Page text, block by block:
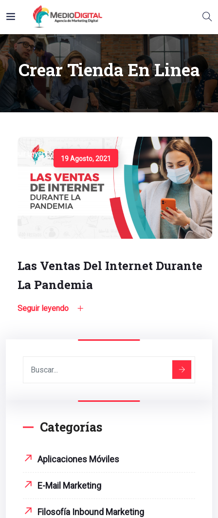
Crear Tienda En Linea
Seguir Leyendo
19 Agosto, 2021
Las Ventas Del Internet Durante
La Pandemia
Seguir leyendo
Categorías
Aplicaciones Móviles
E-Mail Marketing
Filosofía Inbound Marketing